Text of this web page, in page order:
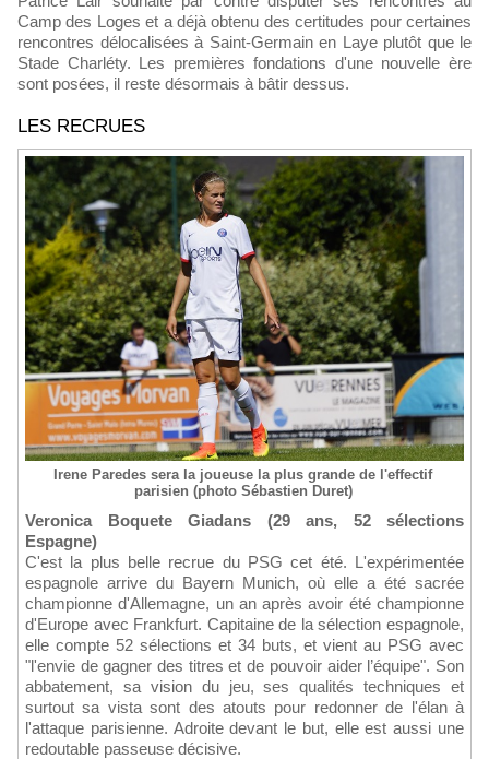
Camp des Loges et a déjà obtenu des certitudes pour certaines
rencontres délocalisées à Saint-Germain en Laye plutôt que le
Stade Charléty. Les premières fondations d'une nouvelle ère
sont posées, il reste désormais à bâtir dessus.
LES RECRUES
Irene Paredes sera la joueuse la plus grande de l'effectif
parisien (photo Sébastien Duret)
Veronica Boquete Giadans (29 ans, 52 sélections
Espagne)
C'est la plus belle recrue du PSG cet été. L'expérimentée
espagnole arrive du Bayern Munich, où elle a été sacrée
championne d'Allemagne, un an après avoir été championne
d'Europe avec Frankfurt. Capitaine de la sélection espagnole,
elle compte 52 sélections et 34 buts, et vient au PSG avec
"l'envie de gagner des titres et de pouvoir aider l’équipe". Son
abbatement, sa vision du jeu, ses qualités techniques et
surtout sa vista sont des atouts pour redonner de l'élan à
l'attaque parisienne. Adroite devant le but, elle est aussi une
redoutable passeuse décisive.